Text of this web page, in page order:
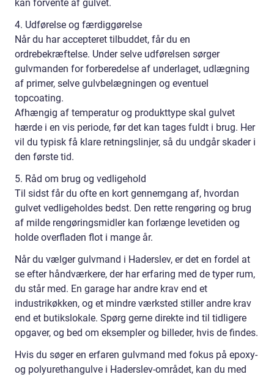
kan forvente af gulvet.
4. Udførelse og færdiggørelse
Når du har accepteret tilbuddet, får du en
ordrebekræftelse. Under selve udførelsen sørger
gulvmanden for forberedelse af underlaget, udlægning
af primer, selve gulvbelægningen og eventuel
topcoating.
Afhængig af temperatur og produkttype skal gulvet
hærde i en vis periode, før det kan tages fuldt i brug. Her
vil du typisk få klare retningslinjer, så du undgår skader i
den første tid.
5. Råd om brug og vedligehold
Til sidst får du ofte en kort gennemgang af, hvordan
gulvet vedligeholdes bedst. Den rette rengøring og brug
af milde rengøringsmidler kan forlænge levetiden og
holde overfladen flot i mange år.
Når du vælger gulvmand i Haderslev, er det en fordel at
se efter håndværkere, der har erfaring med de typer rum,
du står med. En garage har andre krav end et
industrikøkken, og et mindre værksted stiller andre krav
end et butikslokale. Spørg gerne direkte ind til tidligere
opgaver, og bed om eksempler og billeder, hvis de findes.
Hvis du søger en erfaren gulvmand med fokus på epoxy-
og polyurethangulve i Haderslev-området, kan du med